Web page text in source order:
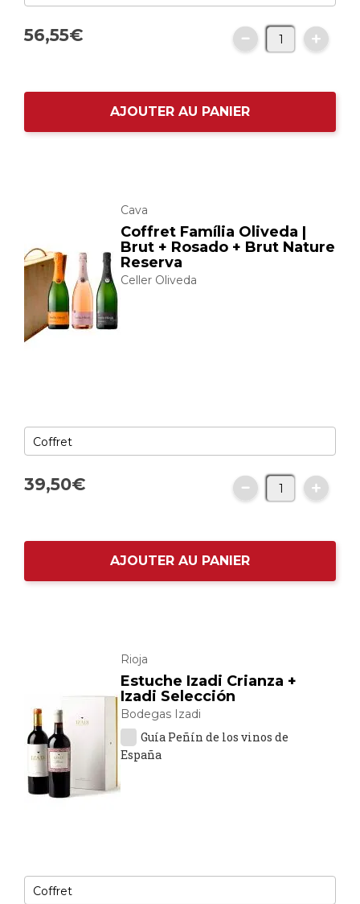
56,55€
AJOUTER AU PANIER
Cava
Coffret Família Oliveda |
Brut + Rosado + Brut Nature
Reserva
Celler Oliveda
39,50€
AJOUTER AU PANIER
Rioja
Estuche Izadi Crianza +
Izadi Selección
Bodegas Izadi
Guía Peñín de los vinos de
España